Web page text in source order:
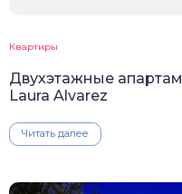
Квартиры
Двухэтажные
Laura Alvarez
Читать далее